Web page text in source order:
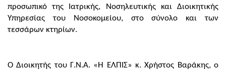
προσωπικό της Ιατρικής, Νοσηλευτικής και Διοικητικής
Υπηρεσίας του Νοσοκομείου, στο σύνολο και των
τεσσάρων κτηρίων.
Ο Διοικητής του Γ.Ν.Α. «Η ΕΛΠΙΣ» κ. Χρήστος Βαράκης, ο